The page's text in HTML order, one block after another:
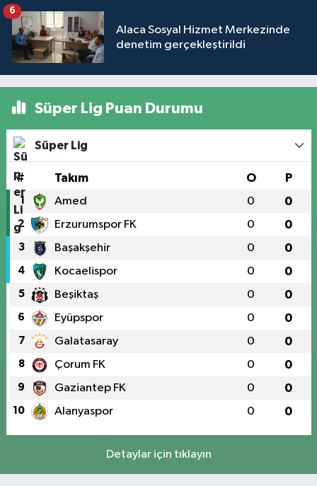
Alaca Sosyal Hizmet Merkezinde
denetim gerçekleştirildi
6
Süper Lig Puan Durumu
Süper Lig
# Takım O P
1 Amed 0 0
2 Erzurumspor FK 0 0
3 Başakşehir 0 0
4 Kocaelispor 0 0
5 Beşiktaş 0 0
6 Eyüpspor 0 0
7 Galatasaray 0 0
8 Çorum FK 0 0
9 Gaziantep FK 0 0
10 Alanyaspor 0 0
Detaylar için tıklayın